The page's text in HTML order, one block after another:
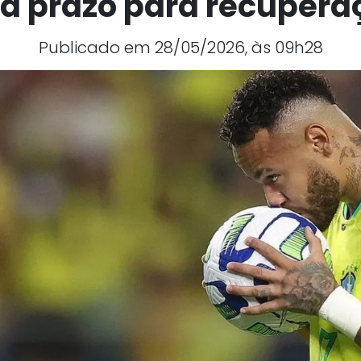
Publicado em 28/05/2026, às 09h28